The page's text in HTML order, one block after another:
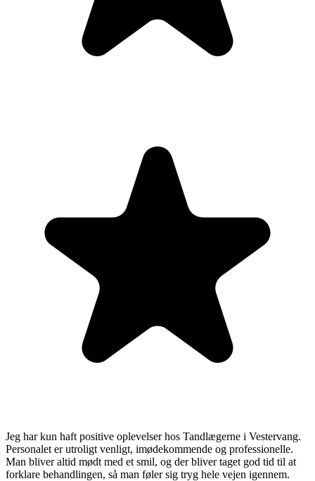
Jeg har kun haft positive oplevelser hos Tandlægerne i Vestervang.
Personalet er utroligt venligt, imødekommende og professionelle.
Man bliver altid mødt med et smil, og der bliver taget god tid til at
forklare behandlingen, så man føler sig tryg hele vejen igennem.